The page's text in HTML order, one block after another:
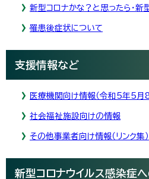
新型コロナかな？と思ったら・新
罹患後症状について
支援情報など
医療機関向け情報（令和5年5月
社会福祉施設向けの情報
その他事業者向け情報（リンク集）
新型コロナウイルス感染症